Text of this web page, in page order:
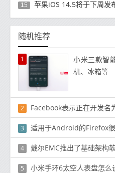
15 苹果iOS 14.5将于下周发
随机推荐
1
小米三款智
机、冰箱等
2 Facebook表示正在开发名为
3 适用于Android的Firefox
4 戴尔EMC推出了基础架构
5 小米手环6太空人表盘怎么